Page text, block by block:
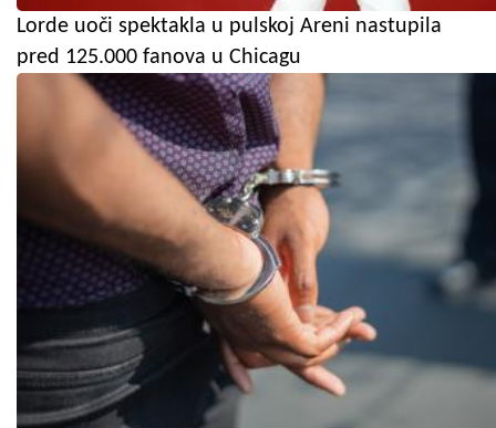
Lorde uoči spektakla u pulskoj Areni nastupila
pred 125.000 fanova u Chicagu